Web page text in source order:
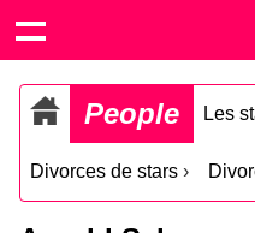
People Les
Divorces de stars ›